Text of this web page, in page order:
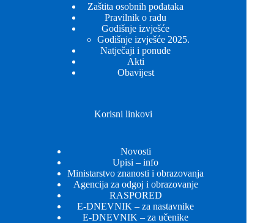
Zaštita osobnih podataka
Pravilnik o radu
Godišnje izvješće
Godišnje izvješće 2025.
Natječaji i ponude
Akti
Obavijest
Korisni linkovi
Novosti
Upisi – info
Ministarstvo znanosti i obrazovanja
Agencija za odgoj i obrazovanje
RASPORED
E-DNEVNIK – za nastavnike
E-DNEVNIK – za učenike